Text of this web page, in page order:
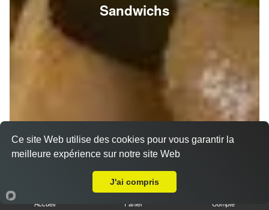
Sandwichs
Accueil Panier Compte
Ce site Web utilise des cookies pour vous garantir la
meilleure expérience sur notre site Web
J'ai compris